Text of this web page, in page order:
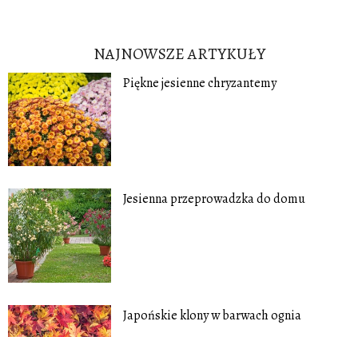
NAJNOWSZE ARTYKUŁY
Piękne jesienne chryzantemy
Jesienna przeprowadzka do domu
Japońskie klony w barwach ognia